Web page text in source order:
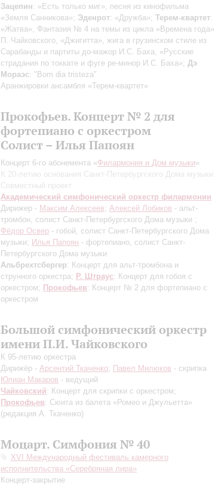
Зацепин: «Есть только миг», песня из кинофильма
«Земля Санникова»; Эденрот: «Дружба»; Терем-квартет:
«Жатва», Фантазия № 4 на темы из цикла «Времена года»
П. Чайковского, «Джигитта», жига в грузинском стиле из
Сарабанды и партиты до-мажор И.С. Баха, «Русские
страдания по токкате и фуге ре-минор И.С. Баха»; Дэ
Мораэс: "Bom dia tristeza"
Аранжировки ансамбля «Терем-квартет»
Прокофьев. Концерт № 2 для
фортепиано с оркестром
Солист – Илья Папоян
Концерт 6-го абонемента «Филармония и Дом музыки»
К 20-летию основания Санкт-Петербургского Дома музыки.
Совместный проект
Академический симфонический оркестр филармонии
Дирижер - Максим Алексеев; Алексей Лобиков - альт-
тромбон, солист Санкт-Петербургского Дома музыки ;
Фёдор Освер - гобой, солист Санкт-Петербургского Дома
музыки; Илья Папоян - фортепиано, солист Санкт-
Петербургского Дома музыки
Альбрехтсбергер: Концерт для альт-тромбона и
струнного оркестра; Р. Штраус: Концерт для гобоя с
оркестром; Прокофьев: Концерт № 2 для фортепиано с
оркестром
Большой симфонический оркестр
имени П.И. Чайковского
К 95-летию оркестра
Дирижёр - Арсентий Ткаченко; Павел Милюков - скрипка
Юлиан Макаров - ведущий
Чайковский: Концерт для скрипки с оркестром;
Прокофьев: Сюита из балета «Ромео и Джульетта»
(редакция А. Ткаченко)
Моцарт. Симфония № 40
XVI Международный фестиваль камерного
исполнительства «Серебряная лира»
Концерт-закрытие